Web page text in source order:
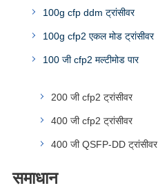
100g cfp ddm ट्रांसीवर
100g cfp2 एकल मोड ट्रांसीवर
100 जी cfp2 मल्टीमोड पार
200 जी cfp2 ट्रांसीवर
400 जी cfp2 ट्रांसीवर
400 जी QSFP-DD ट्रांसीवर
समाधान